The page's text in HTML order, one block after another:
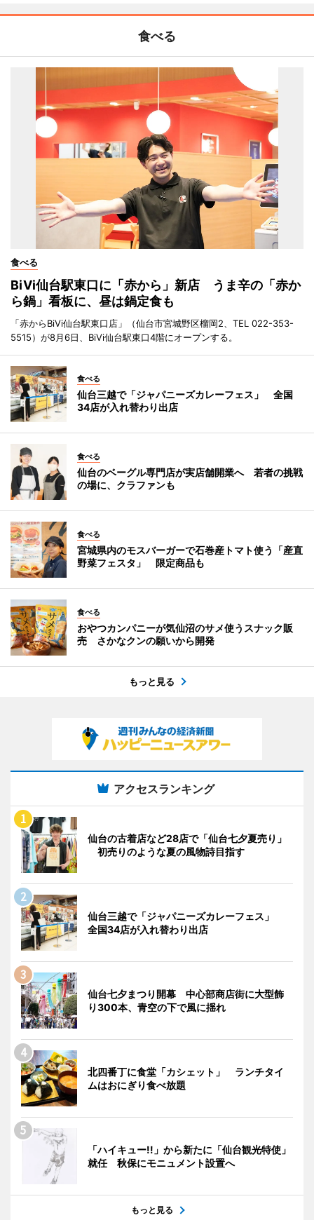
食べる
食べる
BiVi仙台駅東口に「赤から」新店 うま辛の「赤か
ら鍋」看板に、昼は鍋定食も
「赤からBiVi仙台駅東口店」（仙台市宮城野区榴岡2、TEL 022-353-
5515）が8月6日、BiVi仙台駅東口4階にオープンする。
食べる
仙台三越で「ジャパニーズカレーフェス」 全国
34店が入れ替わり出店
食べる
仙台のベーグル専門店が実店舗開業へ 若者の挑戦
の場に、クラファンも
食べる
宮城県内のモスバーガーで石巻産トマト使う「産直
野菜フェスタ」 限定商品も
食べる
おやつカンパニーが気仙沼のサメ使うスナック販
売 さかなクンの願いから開発
もっと見る
アクセスランキング
仙台の古着店など28店で「仙台七夕夏売り」
初売りのような夏の風物詩目指す
仙台三越で「ジャパニーズカレーフェス」
全国34店が入れ替わり出店
仙台七夕まつり開幕 中心部商店街に大型飾
り300本、青空の下で風に揺れ
北四番丁に食堂「カシェット」 ランチタイ
ムはおにぎり食べ放題
「ハイキュー!!」から新たに「仙台観光特使」
就任 秋保にモニュメント設置へ
もっと見る